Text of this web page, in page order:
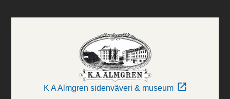
K A Almgren sidenväveri & museum